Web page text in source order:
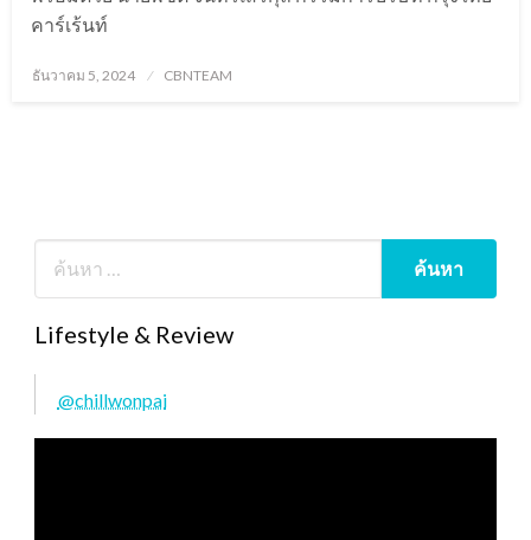
คาร์เร้นท์
Posted
ธันวาคม 5, 2024 CBNTEAM
Lifestyle & Review
@chillwonpai